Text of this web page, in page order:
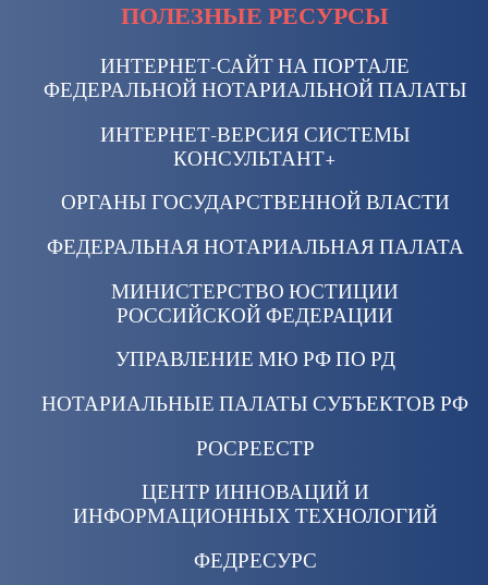
ПОЛЕЗНЫЕ РЕСУРСЫ
ИНТЕРНЕТ-САЙТ НА ПОРТАЛЕ
ФЕДЕРАЛЬНОЙ НОТАРИАЛЬНОЙ ПАЛАТЫ
ИНТЕРНЕТ-ВЕРСИЯ СИСТЕМЫ
КОНСУЛЬТАНТ+
ОРГАНЫ ГОСУДАРСТВЕННОЙ ВЛАСТИ
ФЕДЕРАЛЬНАЯ НОТАРИАЛЬНАЯ ПАЛАТА
МИНИСТЕРСТВО ЮСТИЦИИ
РОССИЙСКОЙ ФЕДЕРАЦИИ
УПРАВЛЕНИЕ МЮ РФ ПО РД
НОТАРИАЛЬНЫЕ ПАЛАТЫ СУБЪЕКТОВ РФ
РОСРЕЕСТР
ЦЕНТР ИННОВАЦИЙ И
ИНФОРМАЦИОННЫХ ТЕХНОЛОГИЙ
ФЕДРЕСУРС